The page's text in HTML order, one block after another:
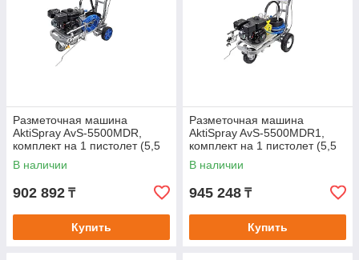
Разметочная машина
AktiSpray AvS-5500MDR,
комплект на 1 пистолет (5,5
л/мин, 250 бар, бензин)
В наличии
902 892 ₸
Купить
Разметочная машина
AktiSpray AvS-5500MDR1,
комплект на 1 пистолет (5,5
л/мин, 250 бар, бензин)
В наличии
945 248 ₸
Купить